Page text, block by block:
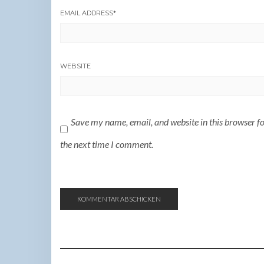
EMAIL ADDRESS*
WEBSITE
Save my name, email, and website in this browser
the next time I comment.